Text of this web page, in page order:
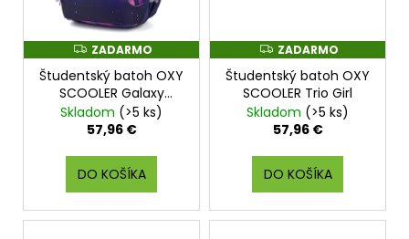
Z
A
D
A
R
M
O
ZADARMO
Študentský batoh OXY
SCOOLER Galaxy
Purple
Skladom (>5 ks)
57,96 €
DO KOŠÍKA
Z
A
D
A
R
M
O
ZADARMO
Študentský batoh OXY
SCOOLER Trio Girl
Skladom (>5 ks)
57,96 €
DO KOŠÍKA